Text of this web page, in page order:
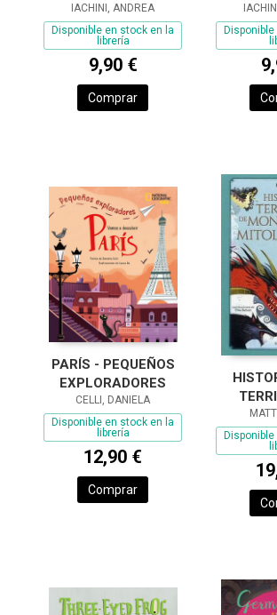
NÚMEROS PARES E
IMPARES
IACHINI, ANDREA
Disponible en stock en la
librería
9,90 €
Comprar
PARÍS - PEQUEÑOS
EXPLORADORES
CELLI, DANIELA
Disponible en stock en la
librería
12,90 €
Comprar